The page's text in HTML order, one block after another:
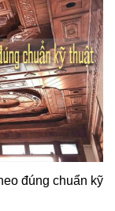
đúng chuẩn kỹ